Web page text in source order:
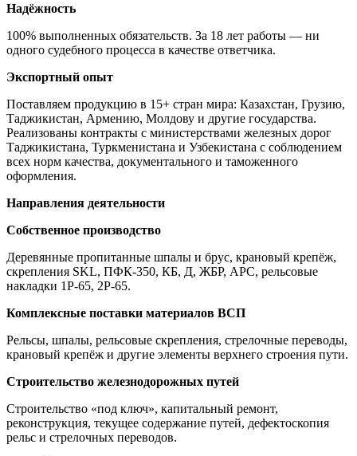
Надёжность
100% выполненных обязательств. За 18 лет работы — ни
одного судебного процесса в качестве ответчика.
Экспортный опыт
Поставляем продукцию в 15+ стран мира: Казахстан, Грузию,
Таджикистан, Армению, Молдову и другие государства.
Реализованы контракты с министерствами железных дорог
Таджикистана, Туркменистана и Узбекистана с соблюдением
всех норм качества, документального и таможенного
оформления.
Направления деятельности
Собственное производство
Деревянные пропитанные шпалы и брус, крановый крепёж,
скрепления SKL, ПФК-350, КБ, Д, ЖБР, АРС, рельсовые
накладки 1Р-65, 2Р-65.
Комплексные поставки материалов ВСП
Рельсы, шпалы, рельсовые скрепления, стрелочные переводы,
крановый крепёж и другие элементы верхнего строения пути.
Строительство железнодорожных путей
Строительство «под ключ», капитальный ремонт,
реконструкция, текущее содержание путей, дефектоскопия
рельс и стрелочных переводов.